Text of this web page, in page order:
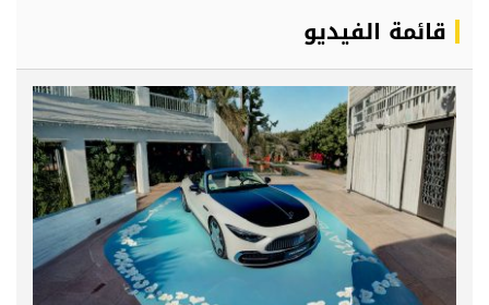
قائمة الفيديو